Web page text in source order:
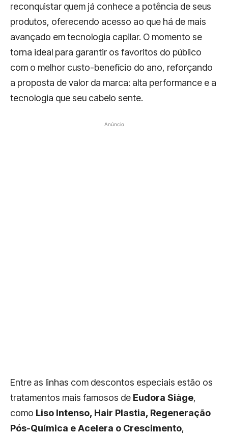
reconquistar quem já conhece a potência de seus
produtos, oferecendo acesso ao que há de mais
avançado em tecnologia capilar. O momento se
torna ideal para garantir os favoritos do público
com o melhor custo-benefício do ano, reforçando
a proposta de valor da marca: alta performance e a
tecnologia que seu cabelo sente.
Anúncio
Entre as linhas com descontos especiais estão os
tratamentos mais famosos de Eudora Siàge,
como Liso Intenso, Hair Plastia, Regeneração
Pós-Química e Acelera o Crescimento,